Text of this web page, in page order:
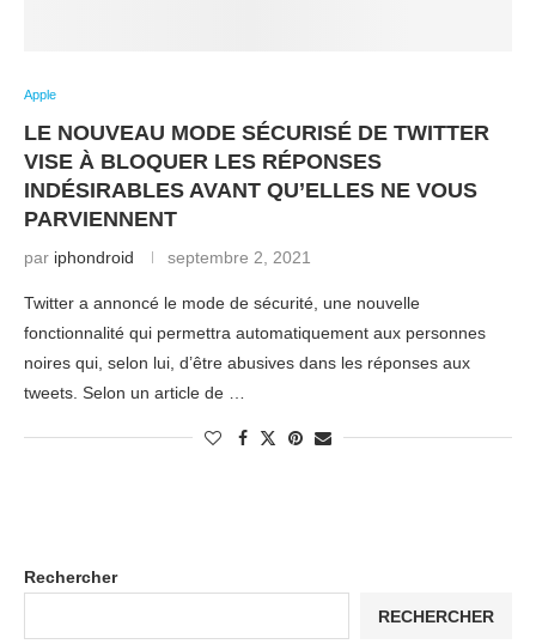
Apple
LE NOUVEAU MODE SÉCURISÉ DE TWITTER
VISE À BLOQUER LES RÉPONSES
INDÉSIRABLES AVANT QU’ELLES NE VOUS
PARVIENNENT
par iphondroid septembre 2, 2021
Twitter a annoncé le mode de sécurité, une nouvelle
fonctionnalité qui permettra automatiquement aux personnes
noires qui, selon lui, d’être abusives dans les réponses aux
tweets. Selon un article de …
Rechercher
RECHERCHER